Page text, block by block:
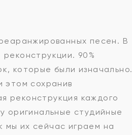
песен. В
90%
которые были изначально.
этом сохранив
реконструкция каждого
оригинальные студийные
мы их сейчас играем на